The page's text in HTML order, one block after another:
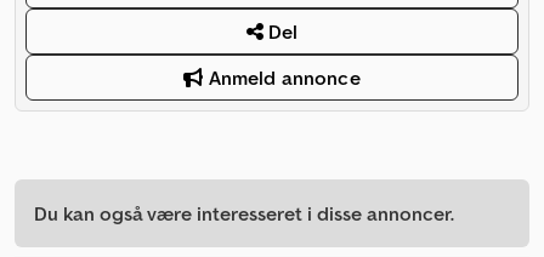
Del
Anmeld annonce
Du kan også være interesseret i disse annoncer.